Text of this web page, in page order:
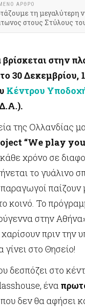
ΆΡΘΡΟ
τη μεγαλύτερη
στους Στύλους
στην
30 Δεκεμβρίου,
Κέντρου
της Ολλανδίας
“We play
χρόνο σε
το γυάλινο
παίζουν
κοινό. Το
στην
πριν την
γίνει στο Θησείο!
δεσπόζει στο
ένα
που δεν θα αφήσει